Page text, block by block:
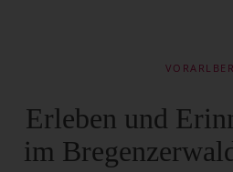
Erleben und
im